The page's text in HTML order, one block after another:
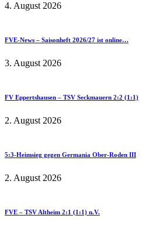
4. August 2026
FVE-News – Saisonheft 2026/27 ist online…
3. August 2026
FV Eppertshausen – TSV Seckmauern 2:2 (1:1)
2. August 2026
5:3-Heimsieg gegen Germania Ober-Roden III
2. August 2026
FVE – TSV Altheim 2:1 (1:1) n.V.